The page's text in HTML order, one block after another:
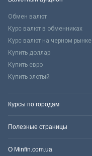
Обмен валют
Курс валют в обменниках
Курс валют на черном рынке
Купить доллар
Купить евро
Купить злотый
Курсы по городам
Полезные страницы
О Minfin.com.ua